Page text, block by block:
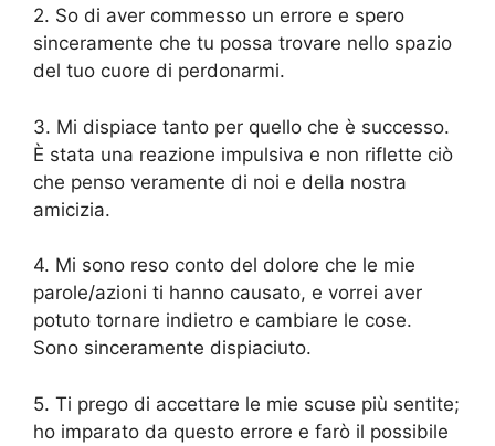
2. So di aver commesso un errore e spero
sinceramente che tu possa trovare nello spazio
del tuo cuore di perdonarmi.
3. Mi dispiace tanto per quello che è successo.
È stata una reazione impulsiva e non riflette ciò
che penso veramente di noi e della nostra
amicizia.
4. Mi sono reso conto del dolore che le mie
parole/azioni ti hanno causato, e vorrei aver
potuto tornare indietro e cambiare le cose.
Sono sinceramente dispiaciuto.
5. Ti prego di accettare le mie scuse più sentite;
ho imparato da questo errore e farò il possibile